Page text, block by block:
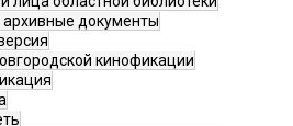
документы
кинофикации